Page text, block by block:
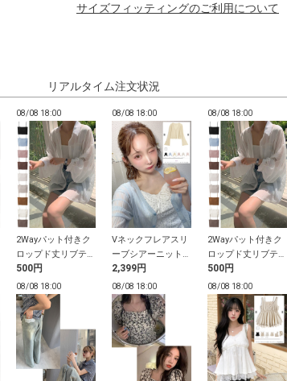
サイズフィッティングのご利用について
リアルタイム注文状況
08/08 18:00
2Wayパット付きク
ロップド丈リブテレ
コキャミソール
500円
08/08 18:00
Vネックフレアスリ
ーブシアーニットカ
ーディガン
2,399円
08/08 18:00
2Wayパット付きク
ロップド丈リブテレ
コキャミソール
500円
08/08 18:00 08/08 18:00 08/08 18:00